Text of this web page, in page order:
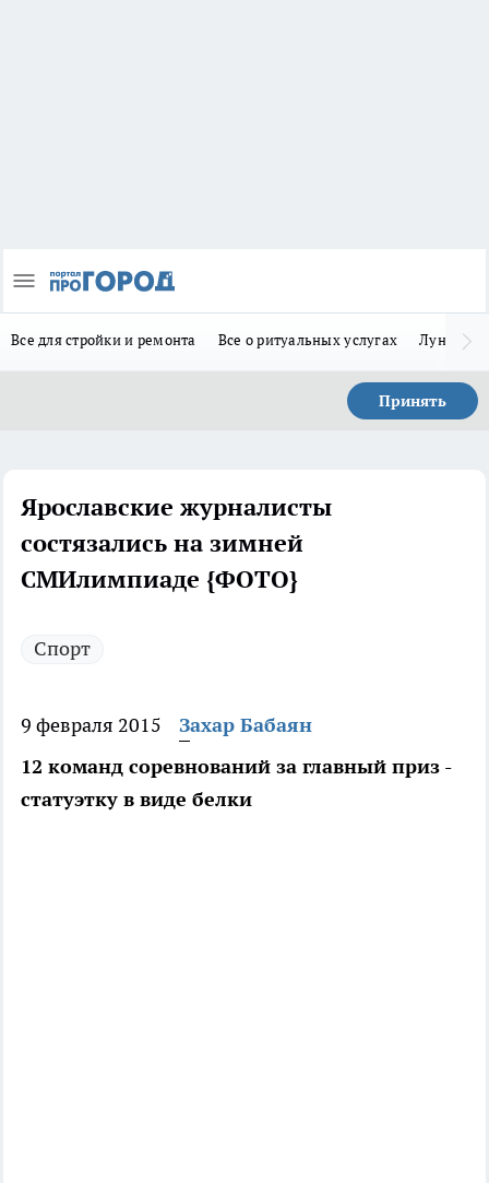
Все для стройки и ремонта Все о ритуальных услугах Лунно-
Принять
Ярославские журналисты
состязались на зимней
СМИлимпиаде {ФОТО}
Спорт
9 февраля 2015
Захар Бабаян
12 команд соревнований за главный приз -
статуэтку в виде белки